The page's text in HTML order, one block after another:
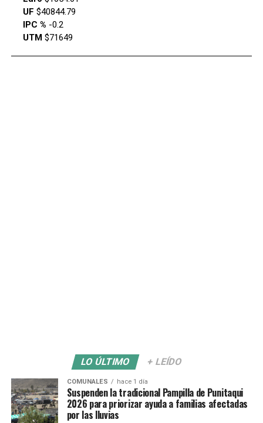
UF $40844.79
IPC % -0.2
UTM$71649
LO ÚLTIMO + LEÍDO
COMUNALES hace 1 día
Suspenden la tradicional Pampilla de Punitaqui
2026 para priorizar ayuda a familias afectadas
por las lluvias